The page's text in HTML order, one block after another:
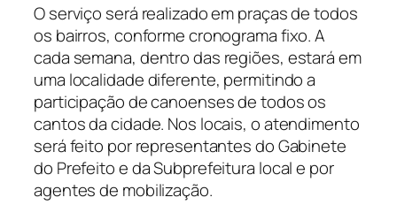
O serviço será realizado em praças de todos
os bairros, conforme cronograma fixo. A
cada semana, dentro das regiões, estará em
uma localidade diferente, permitindo a
participação de canoenses de todos os
cantos da cidade. Nos locais, o atendimento
será feito por representantes do Gabinete
do Prefeito e da Subprefeitura local e por
agentes de mobilização.